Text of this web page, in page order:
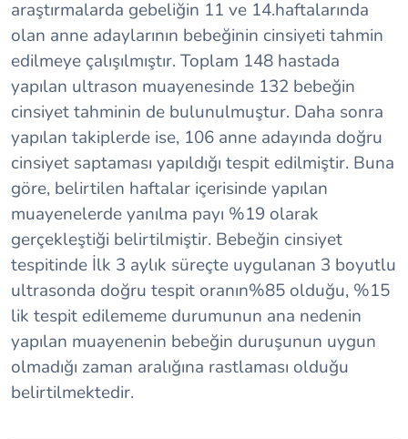
araştırmalarda gebeliğin 11 ve 14.haftalarında
olan anne adaylarının bebeğinin cinsiyeti tahmin
edilmeye çalışılmıştır. Toplam 148 hastada
yapılan ultrason muayenesinde 132 bebeğin
cinsiyet tahminin de bulunulmuştur. Daha sonra
yapılan takiplerde ise, 106 anne adayında doğru
cinsiyet saptaması yapıldığı tespit edilmiştir. Buna
göre, belirtilen haftalar içerisinde yapılan
muayenelerde yanılma payı %19 olarak
gerçekleştiği belirtilmiştir. Bebeğin cinsiyet
tespitinde İlk 3 aylık süreçte uygulanan 3 boyutlu
ultrasonda doğru tespit oranın%85 olduğu, %15
lik tespit edilememe durumunun ana nedenin
yapılan muayenenin bebeğin duruşunun uygun
olmadığı zaman aralığına rastlaması olduğu
belirtilmektedir.